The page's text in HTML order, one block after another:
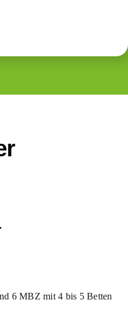
6 MBZ mit 4 bis 5 Betten